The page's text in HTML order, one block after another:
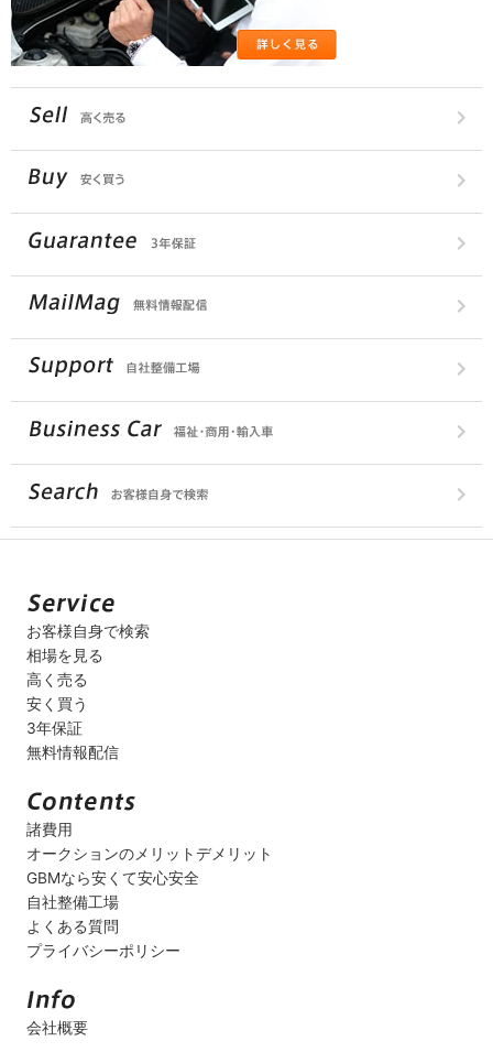
お客様自身で検索
相場を見る
高く売る
安く買う
3年保証
無料情報配信
諸費用
オークションのメリットデメリット
GBMなら安くて安心安全
自社整備工場
よくある質問
プライバシーポリシー
会社概要